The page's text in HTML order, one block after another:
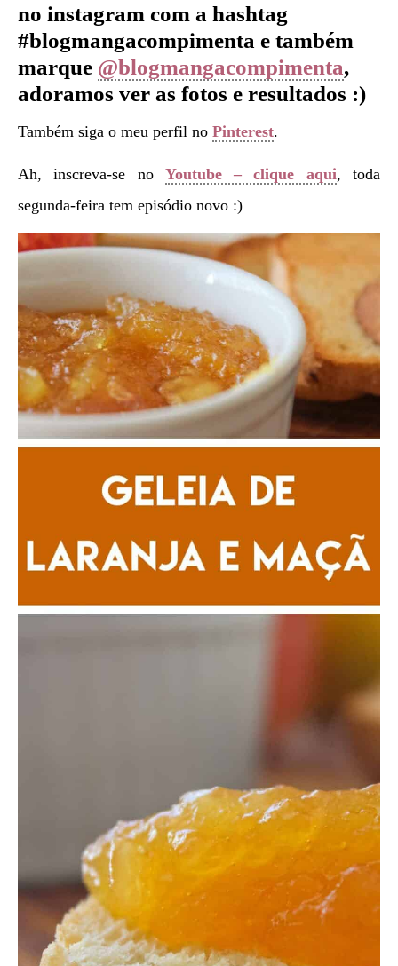
no instagram com a hashtag
#blogmangacompimenta e também
marque @blogmangacompimenta,
adoramos ver as fotos e resultados :)
Também siga o meu perfil no Pinterest.
Ah, inscreva-se no Youtube – clique aqui, toda
segunda-feira tem episódio novo :)